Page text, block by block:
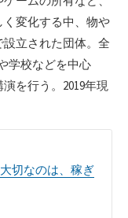
変化する中、物や
立された団体。全
学校などを中心
を行う。2019年現
切なのは、稼ぎ